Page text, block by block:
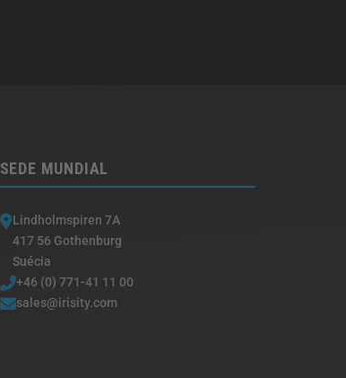
SEDE MUNDIAL
Lindholmspiren 7A
417 56 Gothenburg
Suécia
+46 (0) 771-41 11 00
sales@irisity.com